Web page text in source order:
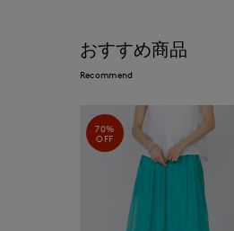
おすすめ商品
Recommend
70%
OFF